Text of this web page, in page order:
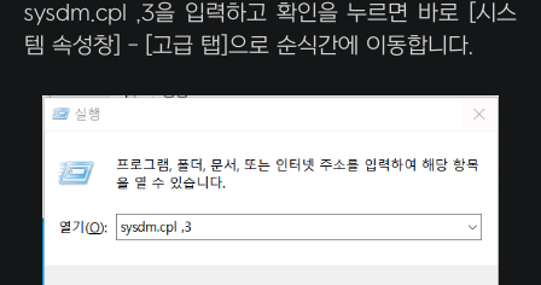
sysdm.cpl ,3을 입력하고 확인을 누르면 바로 [시스
템 속성창] - [고급 탭]으로 순식간에 이동합니다.